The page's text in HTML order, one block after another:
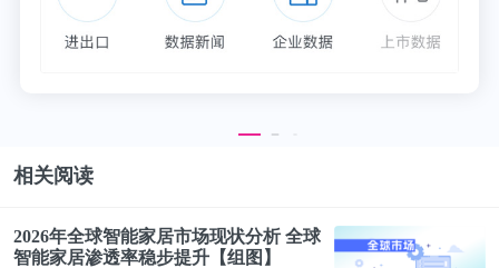
罗振宇还在《对话》节目的时候，策划过易中天的访
谈。当时易中天因为《品三国》系列火遍全国，邀约
说：“易中天老师，我仰慕您很久了。但我个人认
相关阅读
2026年全球智能家居市场现状分析 全球
智能家居渗透率稳步提升【组图】